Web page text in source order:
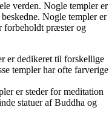
verden. Nogle templer er
Nogle templer er
forbeholdt præster og
er dedikeret til forskellige
templer har ofte farverige
er steder for meditation
statuer af Buddha og